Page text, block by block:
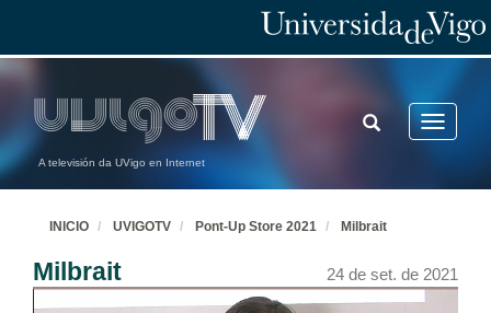
A televisión da UVigo en Internet
Toggle
TOGGLE
SEARCH
INICIO UVIGOTV Pont-Up Store 2021 Milbrait
Milbrait 24 de set. de 2021